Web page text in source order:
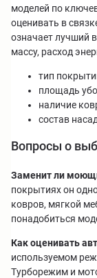
моделей по
оценивать в
означает лучший
массу, расход
тип
площадь
наличие
состав
Вопросы о
Заменит ли
покрытиях он
ковров, мягкой
понадобиться
Как оценивать
используемом
Турборежим и